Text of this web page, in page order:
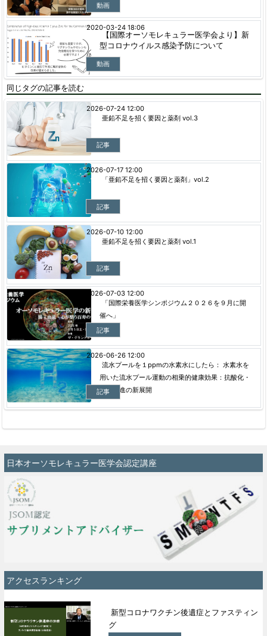
動画
【国際オーソモレキュラー医学会より】新
型コロナウイルス感染予防について
動画
2020-03-24 18:06
同じタグの記事を読む
亜鉛不足を招く要因と薬剤 vol.3
記事
2026-07-24 12:00
「亜鉛不足を招く要因と薬剤」vol.2
記事
2026-07-17 12:00
亜鉛不足を招く要因と薬剤 vol.1
記事
2026-07-10 12:00
「国際栄養医学シンポジウム２０２６を９月に開
催へ」
記事
2026-07-03 12:00
流水プールを１ppmの水素水にしたら： 水素水を
用いた流水プール運動の相乗的健康効果：抗酸化・
代謝促進の新展開
記事
2026-06-26 12:00
日本オーソモレキュラー医学会認定講座
アクセスランキング
新型コロナワクチン後遺症とファスティン
グ